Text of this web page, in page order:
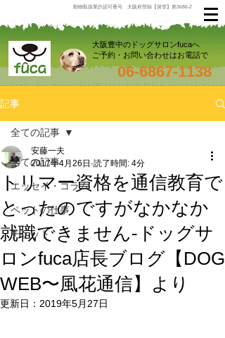
動物取扱業許認可番号 大阪府登録【保管】第3686-2
06-6867-1138
大阪豊中のドッグサロンfucaへ
ご予約・お問い合わせはお電話で
記事
全ての記事
エッセイ・コラム
ペットの仕事
チケット
全ての記事
トリマー資格を通信教育で
とったのですがなかなか
就職できません-ドッグサ
ロンfuca店長ブログ【DOG
WEB〜風花通信】より
安藤一夫
2017年4月26日 読了時間: 4分
更新日： 2019年5月27日